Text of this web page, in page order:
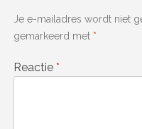
Je e-mailadres wordt niet
gemarkeerd met *
Reactie *